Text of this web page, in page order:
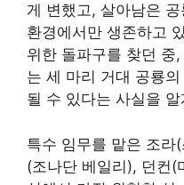
게 변했고, 살아남은
환경에서만 생존하고
위한 돌파구를 찾던 중
는 세 마리 거대 공룡
될 수 있다는 사실을
특수 임무를 맡은 조라
(조나단 베일리), 던컨(